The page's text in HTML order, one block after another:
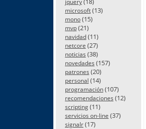
jquery
microsoft(13)
mono(15)
mvp(21)
navidad(11)
netcore (27)
noticias (38)
novedades (157)
patrones (20)
personal (14)
programación(107)
recomendaciones (12)
scripting(11)
servicios on-line (37)
signalr(17)